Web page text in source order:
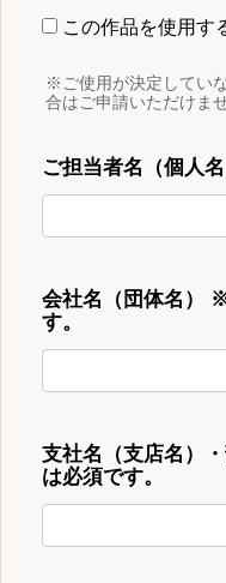
この作品を使用す
※ご使用が決定してい
合はご申請いただけませ
ご担当者名（個人名
会社名（団体名）
す。
支社名（支店名）
は必須です。